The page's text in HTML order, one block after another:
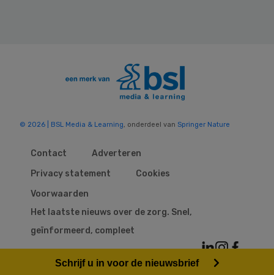
© 2026 | BSL Media & Learning , onderdeel van Springer Nature
Contact
Adverteren
Privacy statement
Cookies
Voorwaarden
Het laatste nieuws over de zorg. Snel,
geïnformeerd, compleet
Schrijf u in voor de nieuwsbrief